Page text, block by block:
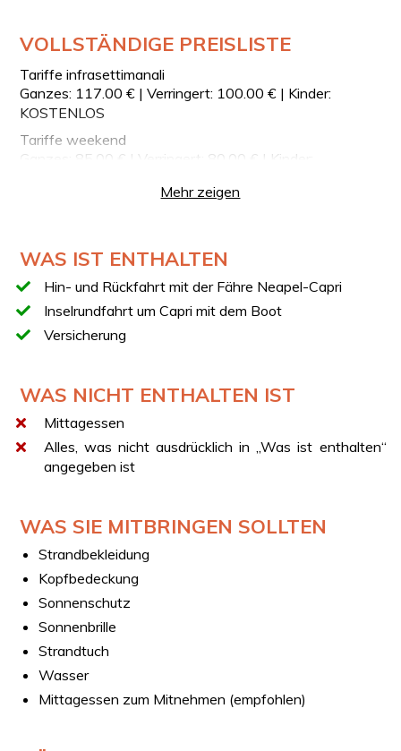
Inselrundfahrt teilzunehmen.
VOLLSTÄNDIGE PREISLISTE
Tariffe infrasettimanali
Ganzes: 117.00 € | Verringert: 100.00 € | Kinder:
KOSTENLOS
Tariffe weekend
Ganzes: 85.00 € | Verringert: 80.00 € | Kinder:
Mehr zeigen
WAS IST ENTHALTEN
Hin- und Rückfahrt mit der Fähre Neapel-Capri
Inselrundfahrt um Capri mit dem Boot
Versicherung
WAS NICHT ENTHALTEN IST
Mittagessen
Alles, was nicht ausdrücklich in „Was ist enthalten“
angegeben ist
WAS SIE MITBRINGEN SOLLTEN
Strandbekleidung
Kopfbedeckung
Sonnenschutz
Sonnenbrille
Strandtuch
Wasser
Mittagessen zum Mitnehmen (empfohlen)